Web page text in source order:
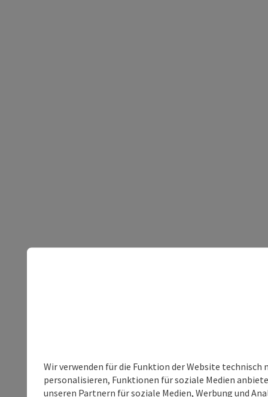
Wir verwenden für die Funktion der Website
personalisieren, Funktionen für soziale Medien
unseren Partnern für soziale Medien, Werbung und